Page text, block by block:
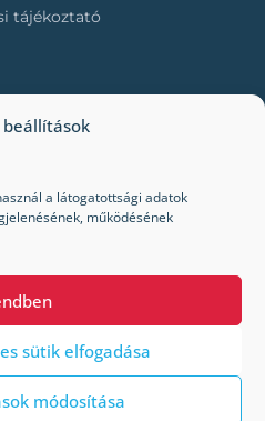
beállítások
a látogatottsági adatok
működésének
sütik elfogadása
módosítása
tájékoztató